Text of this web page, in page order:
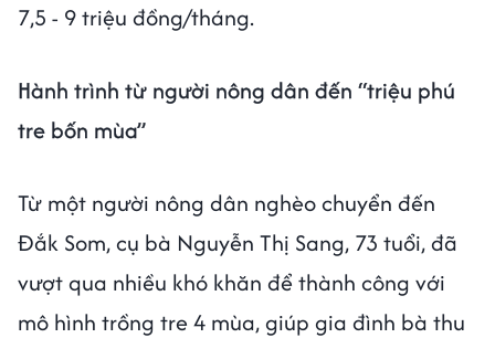
7,5 - 9 triệu đồng/tháng.
Hành trình từ người nông dân đến “triệu phú
tre bốn mùa”
Từ một người nông dân nghèo chuyển đến
Đắk Som, cụ bà Nguyễn Thị Sang, 73 tuổi, đã
vượt qua nhiều khó khăn để thành công với
mô hình trồng tre 4 mùa, giúp gia đình bà thu